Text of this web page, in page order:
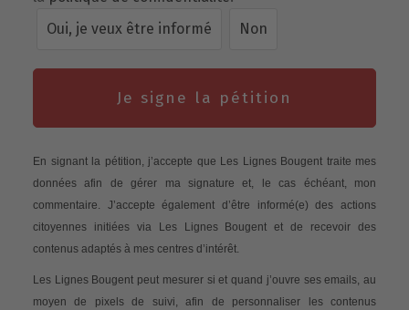
Oui, je veux être informé
Non
Je signe la pétition
En signant la pétition, j’accepte que Les Lignes Bougent traite mes
données afin de gérer ma signature et, le cas échéant, mon
commentaire. J’accepte également d’être informé(e) des actions
citoyennes initiées via Les Lignes Bougent et de recevoir des
contenus adaptés à mes centres d’intérêt.
Les Lignes Bougent peut mesurer si et quand j’ouvre ses emails, au
moyen de pixels de suivi, afin de personnaliser les contenus